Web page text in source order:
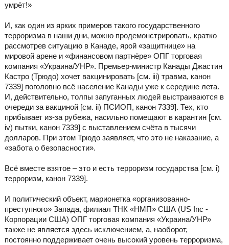
умрёт!»
И, как один из ярких примеров такого государственного
терроризма в наши дни, можно продемонстрировать, кратко
рассмотрев ситуацию в Канаде, ярой «защитнице» на
мировой арене и «финансовом партнёре» ОПГ торговая
компания «Украина/УНР». Премьер-министр Канады Джастин
Кастро (Трюдо) хочет вакцинировать [см. iii) травма, канон
7339] поголовно всё население Канады уже к середине лета.
И, действительно, толпы запуганных людей выстраиваются в
очереди за вакциной [см. ii) ПСИОП, канон 7339]. Тех, кто
прибывает из-за рубежа, насильно помещают в карантин [см.
iv) пытки, канон 7339] с выставлением счёта в тысячи
долларов. При этом Трюдо заявляет, что это не наказание, а
«забота о безопасности».
Всё вместе взятое – это и есть терроризм государства [см. i)
терроризм, канон 7339].
И политический объект, марионетка «организованно-
преступного» Запада, филиал ТНК «НМП» США (US Inc -
Корпорации США) ОПГ торговая компания «Украина/УНР»
также не является здесь исключением, а, наоборот,
постоянно поддерживает очень высокий уровень терроризма,